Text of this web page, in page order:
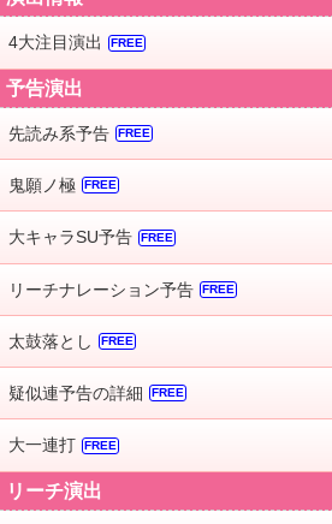
4大注目演出 FREE
予告演出
先読み系予告 FREE
鬼願ノ極 FREE
大キャラSU予告 FREE
リーチナレーション予告 FREE
太鼓落とし FREE
疑似連予告の詳細 FREE
大一連打 FREE
リーチ演出